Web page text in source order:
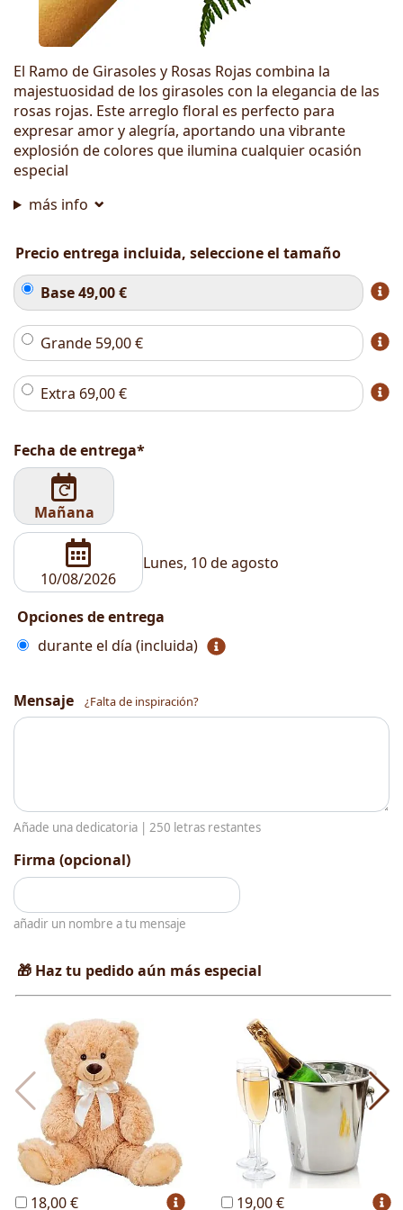
El Ramo de Girasoles y Rosas Rojas combina la
majestuosidad de los girasoles con la elegancia de las
rosas rojas. Este arreglo floral es perfecto para
expresar amor y alegría, aportando una vibrante
explosión de colores que ilumina cualquier ocasión
especial
más info
Precio entrega incluida, seleccione el tamaño
Base49,00€
Grande 59,00€
Extra 69,00€
Fecha de entrega*
Mañana
Lunes, 10 de agosto
Opciones de entrega
durante el día (incluida)
Mensaje ¿Falta de inspiración?
Añade una dedicatoria | 250 letras restantes
Firma (opcional)
añadir un nombre a tu mensaje
🎁 Haz tu pedido aún más especial
18,00 € 19,00 €